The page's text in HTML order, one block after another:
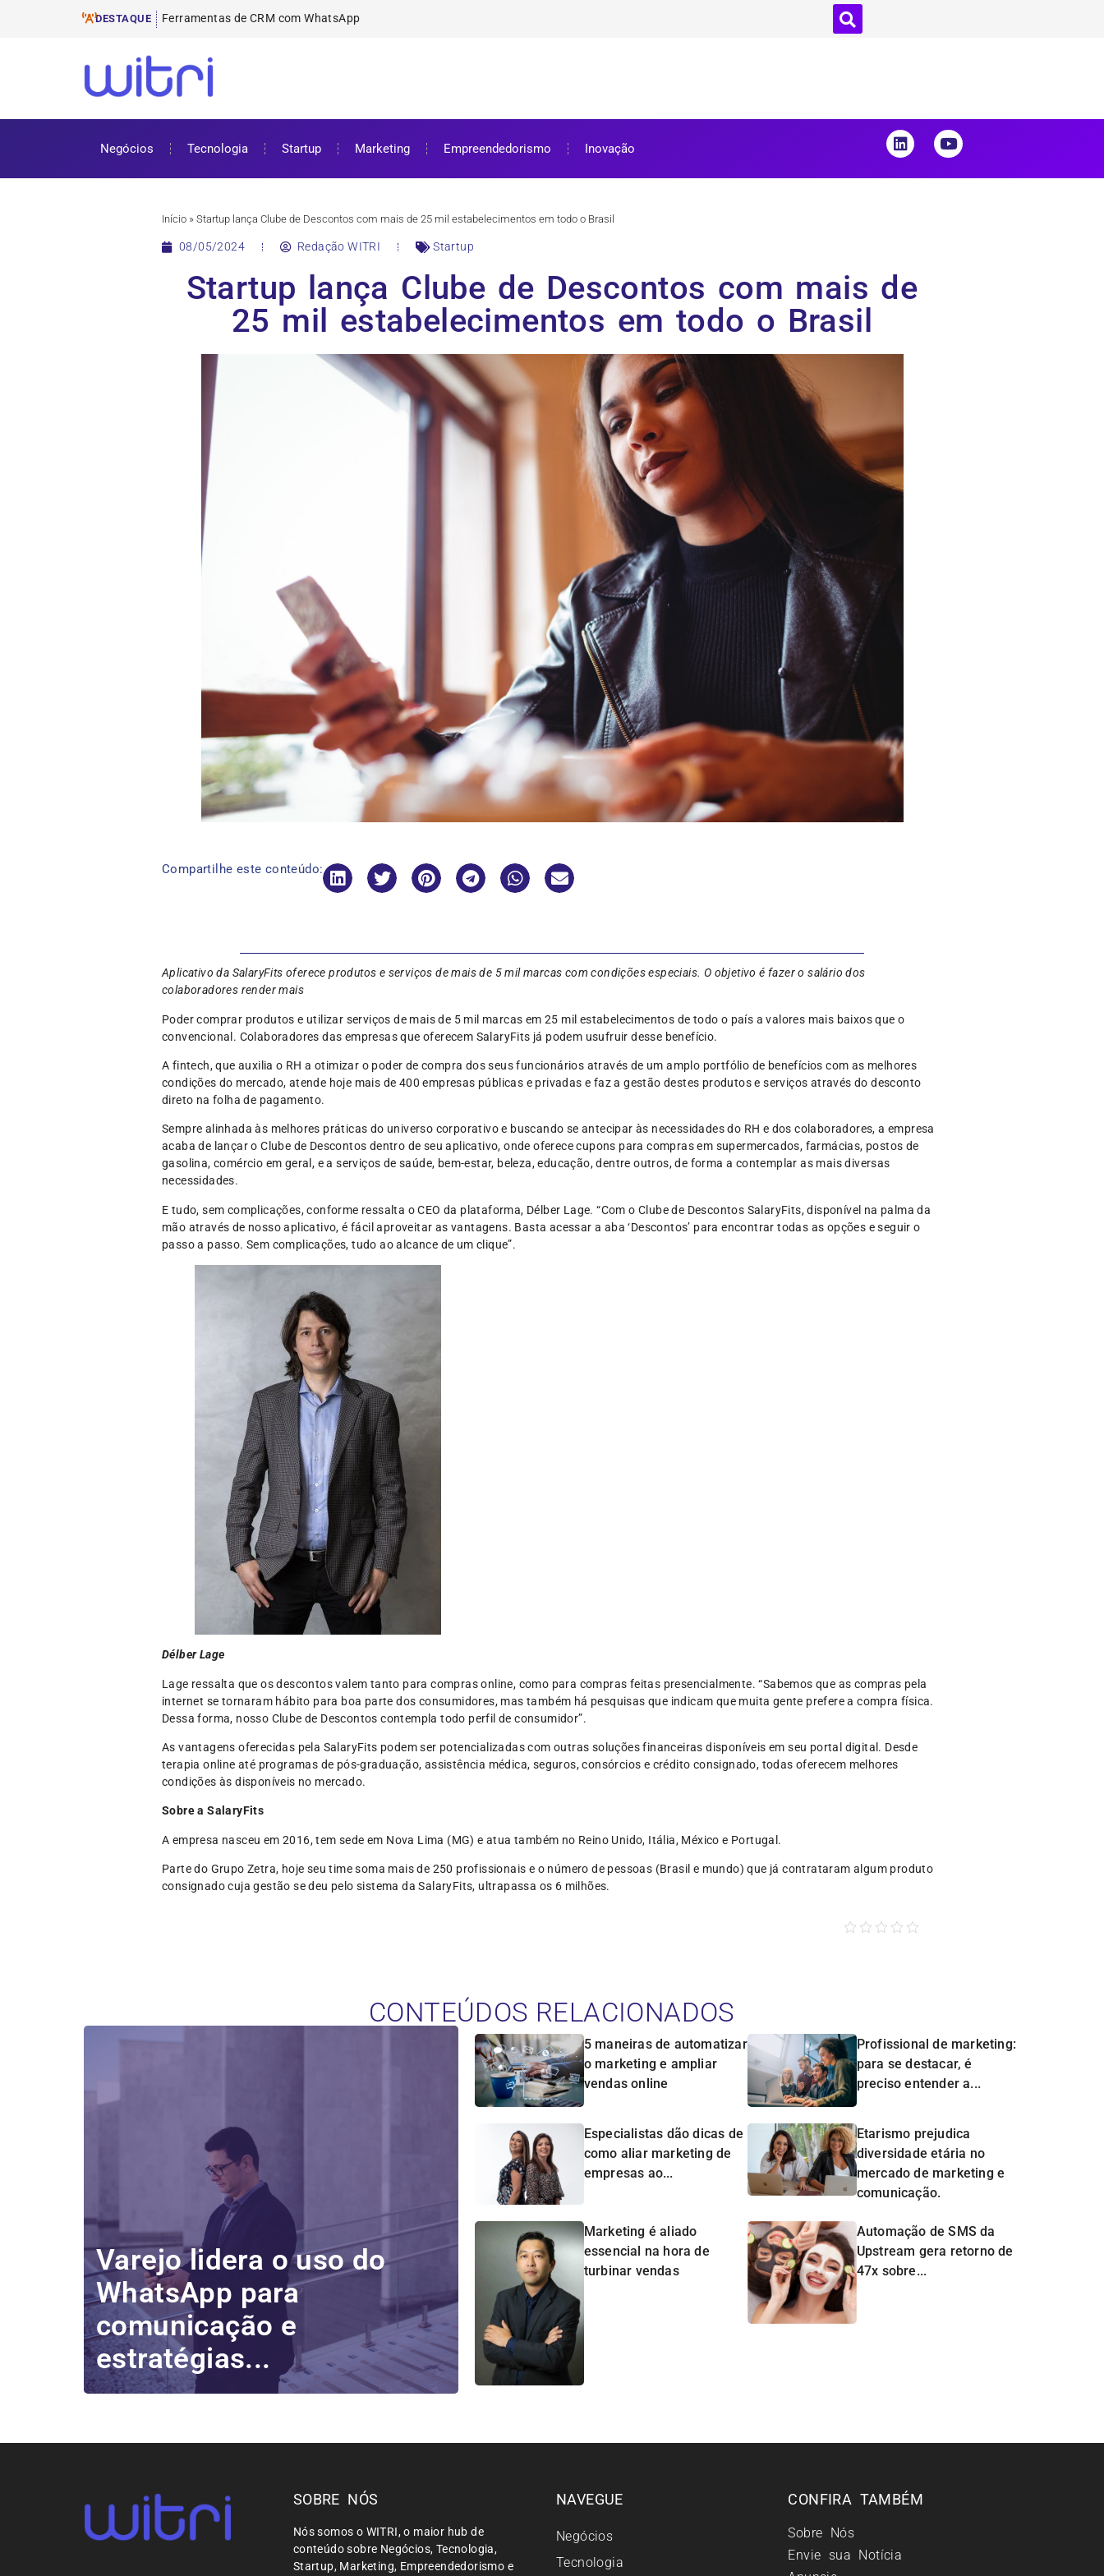
DESTAQUE Ferramentas de E-mail M
ProUni: como funciona e requisitos para bolsa de estudos
Cursos gratuitos online: onde encontrar e como aproveitar
ENEM 2025: datas, inscrições e como se preparar
Negócios Tecnologia Startup Marketing Empreendedorismo Inovação
Início » Startup lança Clube de Descontos com mais de 25 mil estabelecimentos em todo o Brasil
08/05/2024 Redação WITRI Startup
Startup lança Clube de Descontos com mais de
25 mil estabelecimentos em todo o Brasil
Compartilhe este conteúdo:
Aplicativo da SalaryFits oferece produtos e serviços de mais de 5 mil marcas com condições especiais. O objetivo é fazer o salário dos
colaboradores render mais
Poder comprar produtos e utilizar serviços de mais de 5 mil marcas em 25 mil estabelecimentos de todo o país a valores mais baixos que o
convencional. Colaboradores das empresas que oferecem SalaryFits já podem usufruir desse benefício.
A fintech, que auxilia o RH a otimizar o poder de compra dos seus funcionários através de um amplo portfólio de benefícios com as melhores
condições do mercado, atende hoje mais de 400 empresas públicas e privadas e faz a gestão destes produtos e serviços através do desconto
direto na folha de pagamento.
Sempre alinhada às melhores práticas do universo corporativo e buscando se antecipar às necessidades do RH e dos colaboradores, a empresa
acaba de lançar o Clube de Descontos dentro de seu aplicativo, onde oferece cupons para compras em supermercados, farmácias, postos de
gasolina, comércio em geral, e a serviços de saúde, bem-estar, beleza, educação, dentre outros, de forma a contemplar as mais diversas
necessidades.
E tudo, sem complicações, conforme ressalta o CEO da plataforma, Délber Lage. “Com o Clube de Descontos SalaryFits, disponível na palma da
mão através de nosso aplicativo, é fácil aproveitar as vantagens. Basta acessar a aba ‘Descontos’ para encontrar todas as opções e seguir o
passo a passo. Sem complicações, tudo ao alcance de um clique”.
Délber Lage
Lage ressalta que os descontos valem tanto para compras online, como para compras feitas presencialmente. “Sabemos que as compras pela
internet se tornaram hábito para boa parte dos consumidores, mas também há pesquisas que indicam que muita gente prefere a compra física.
Dessa forma, nosso Clube de Descontos contempla todo perfil de consumidor”.
As vantagens oferecidas pela SalaryFits podem ser potencializadas com outras soluções financeiras disponíveis em seu portal digital. Desde
terapia online até programas de pós-graduação, assistência médica, seguros, consórcios e crédito consignado, todas oferecem melhores
condições às disponíveis no mercado.
Sobre a SalaryFits
A empresa nasceu em 2016, tem sede em Nova Lima (MG) e atua também no Reino Unido, Itália, México e Portugal.
Parte do Grupo Zetra, hoje seu time soma mais de 250 profissionais e o número de pessoas (Brasil e mundo) que já contrataram algum produto
consignado cuja gestão se deu pelo sistema da SalaryFits, ultrapassa os 6 milhões.
CONTEÚDOS RELACIONADOS
Varejo lidera o uso do
WhatsApp para
comunicação e
estratégias...
5 maneiras de automatizar
o marketing e ampliar
vendas online
Profissional de marketing:
para se destacar, é
preciso entender a...
Especialistas dão dicas de
como aliar marketing de
empresas ao...
Etarismo prejudica
diversidade etária no
mercado de marketing e
comunicação.
Marketing é aliado
essencial na hora de
turbinar vendas
Automação de SMS da
Upstream gera retorno de
47x sobre...
SOBRE NÓS
Nós somos o WITRI, o maior hub de
conteúdo sobre Negócios, Tecnologia,
Startup, Marketing, Empreendedorismo e
NAVEGUE
Negócios
Tecnologia
CONFIRA TAMBÉM
Sobre Nós
Envie sua Notícia